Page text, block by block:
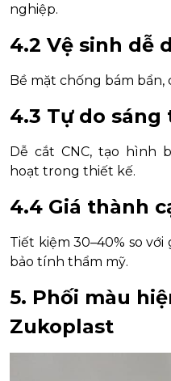
nghiệp.
4.2 Vệ sinh dễ
Bề mặt chống bám bẩn,
4.3 Tự do sáng
Dễ cắt CNC, tạo hình
hoạt trong thiết kế.
4.4 Giá thành
Tiết kiệm 30–40% so
bảo tính thẩm mỹ.
5. Phối màu
Zukoplast